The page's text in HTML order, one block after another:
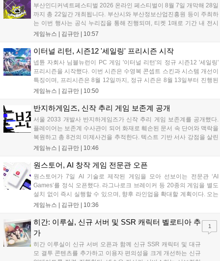
부산인디커넥트페스티벌 2026 온라인 페스티벌이 8월 7일 개막해 28일
까지 총 22일간 개최됩니다. 부산시와 부산정보산업진흥원 등이 주최하
는 이번 행사는 공식 누리집을 통해 진행되며, 티켓 1매로 기간 내 전시
작을 제한 없이 체험할 수 있습니다. 일반 및 루키 부문 등 다양한 인디게
세계 누구나 참여 가능한 이번 행사는 역대 최대 규모로 열려 인디게임
생태계 확장에 기여할 전망입니다....
게임뉴스 | 김규만 | 10:57
이터널 리턴, 시즌12 '세일링' 프리시즌 시작
넵튠 자회사 님블뉴런이 PC 게임 '이터널 리턴'의 정규 시즌12 '세일링'
프리시즌을 시작했다. 이번 시즌은 수영복 콘셉트 스킨과 시스템 개선이
특징이며, 프리시즌은 8월 12일까지, 정규 시즌은 8월 13일부터 진행된
다. 실험체 관찰일지 추가와 후반부 전략 강화를 위한 다중 크로노 스피
대를 모으고 있다....
게임뉴스 | 김규만 | 10:50
반지하게임즈, 신작 추리 게임 보존계 공개
서울 2033 개발사 반지하게임즈가 신작 추리 게임 보존계를 공개했다.
플레이어는 보존계 수사관이 되어 화재로 훼손된 문서 속 단어와 맥락을
복원하고 총 8건의 미제사건을 추적한다. 텍스트 기반 서사 강점을 살린
이번 게임은 정보 조합과 사건 재구성이 핵심이며, 현재 스팀 상점 페이
개발에 박차를 가하고 있다....
게임뉴스 | 김규만 | 10:46
원스토어, AI 창작 게임 전문관 오픈
원스토어가 7일 AI 기술로 제작된 게임을 모아 선보이는 전문관 ‘AI
Games’를 정식 오픈했다. 라그나로크 브레이커 등 20종의 게임을 별도
설치 없이 즉시 실행할 수 있으며, 향후 라인업을 확대할 계획이다. 오는
11일부터는 게임 실행 시 할인 쿠폰을 지급하는 오픈 기념 이벤트도 진
있는 환경을 조성해 창작자와 이용자 모두에게 새로운 경험을 제공할 것
으로 기대된다....
게임뉴스 | 김규만 | 10:36
히간: 이루실, 신규 서버 및 SSR 캐릭터 벨로티아 추
가
히간 이루실이 신규 서버 오픈과 함께 신규 SSR 캐릭터 및 대규
모 결투 콘텐츠를 추가하고 이용자 편의성을 크게 개선하는 신규
1